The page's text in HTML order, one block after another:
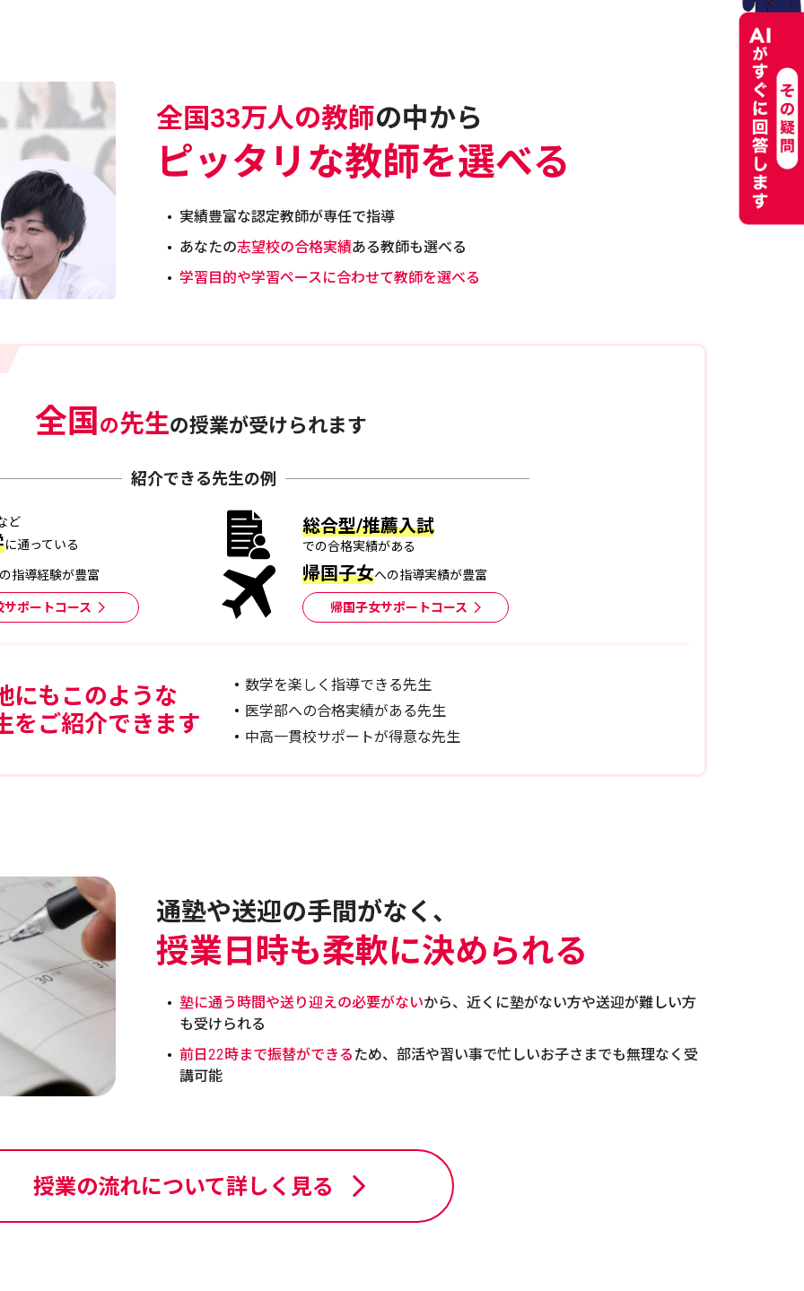
全国33万人の教師の中から
ピッタリな教師を選べる
実績豊富な認定教師が専任で指導
あなたの志望校の合格実績ある教師も選べる
学習目的や学習ペースに合わせて教師を選べる
全国 の先生の授業が受けられます
紹介できる先生の例
ど
に通っている
総合型/推薦入試
での合格実績がある
指導経験が豊富
サポートコース
帰国子女への指導実績が豊富
帰国子女サポートコース
にもこのような
をご紹介できます
数学を楽しく指導できる先生
医学部への合格実績がある先生
中高一貫校サポートが得意な先生
通塾や送迎の手間がなく、
授業日時も柔軟に決められる
塾に通う時間や送り迎えの必要がないから、近くに塾がない方や送迎が難しい方
も受けられる
前日22時まで振替ができるため、部活や習い事で忙しいお子さまでも無理なく受
講可能
授業の流れについて詳しく見る